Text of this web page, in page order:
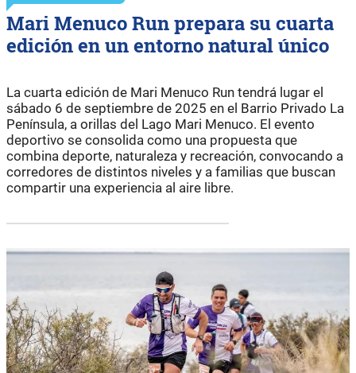
Mari Menuco Run prepara su cuarta
edición en un entorno natural único
La cuarta edición de Mari Menuco Run tendrá lugar el
sábado 6 de septiembre de 2025 en el Barrio Privado La
Península, a orillas del Lago Mari Menuco. El evento
deportivo se consolida como una propuesta que
combina deporte, naturaleza y recreación, convocando a
corredores de distintos niveles y a familias que buscan
compartir una experiencia al aire libre.